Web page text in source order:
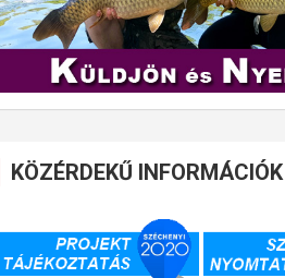
KÖZÉRDEKŰ INFORMÁCIÓK